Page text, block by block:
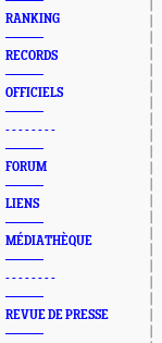
RANKING
RECORDS
OFFICIELS
- - - - - - - -
FORUM
LIENS
MÉDIATHÈQUE
- - - - - - - -
REVUE DE PRESSE